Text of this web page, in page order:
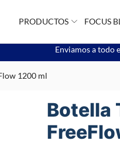
PRODUCTOS FOCUS
Enviamos a todo
1200 ml
Botella